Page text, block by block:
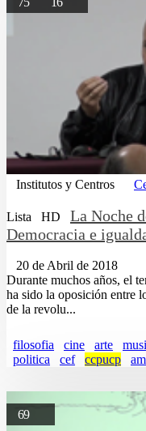
Institutos y Centros
Lista HD
La Noche
Democracia e
20 de Abril de 2018
Durante muchos años, el
ha sido la oposición entre
de la revolu...
filosofia cine arte
politica
cef ccpucp
69